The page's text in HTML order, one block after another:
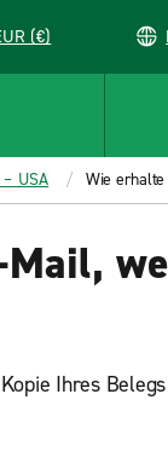
(€)
USA Wie
Ihres